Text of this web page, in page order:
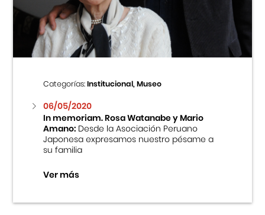
Centro Cultural Peruano Japonés
Cursos
Museo de la Inmigración Japonesa
Fondo Editorial
Teatro Peruano Japonés
Categorías:Institucional, Museo
06/05/2020
In memoriam. Rosa Watanabe y Mario
Amano:Desde la Asociación Peruano
Japonesa expresamos nuestro pésame a
su familia
Ver más